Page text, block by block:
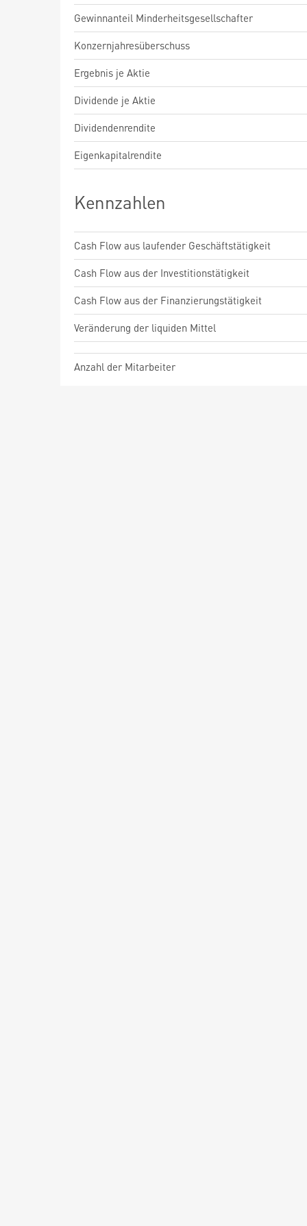
Gewinnanteil Minderheitsgesellschafter
Konzernjahresüberschuss
Ergebnis je Aktie
Dividende je Aktie
Dividendenrendite
Eigenkapitalrendite
Kennzahlen
Cash Flow aus laufender Geschäftstätigkeit
Cash Flow aus der Investitionstätigkeit
Cash Flow aus der Finanzierungstätigkeit
Veränderung der liquiden Mittel
Anzahl der Mitarbeiter